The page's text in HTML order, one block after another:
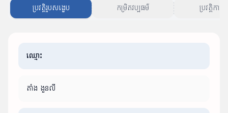
ប្រវត្តិរូបសង្ខេប កម្រិតវប្បធម៌ ប្រវត្តិការង
ឈ្មោះ
តាំង ងួនលី